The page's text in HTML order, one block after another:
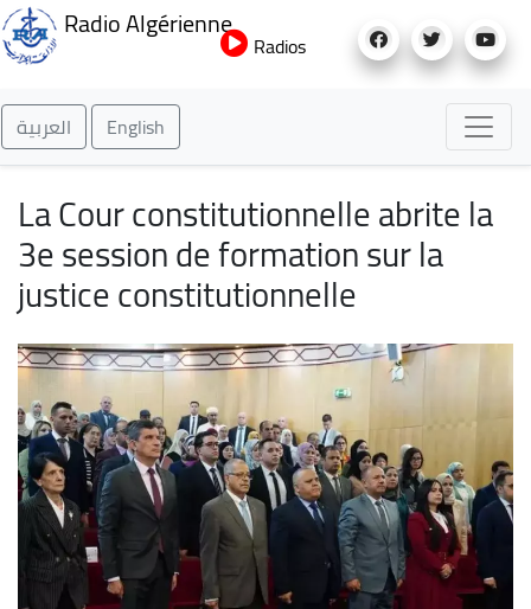
au
Radio Algérienne
Radios
العربية English
La Cour constitutionnelle abrite la
3e session de formation sur la
justice constitutionnelle